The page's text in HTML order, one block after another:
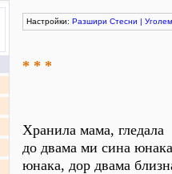
Настройки: Разшири Стесни |
* * *
Хранила мама, гледала
до двама ми сина
юнака, дор двама